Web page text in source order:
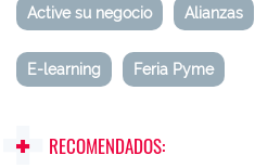
Active su negocio Alianzas
E-learning Feria Pyme
RECOMENDADOS: